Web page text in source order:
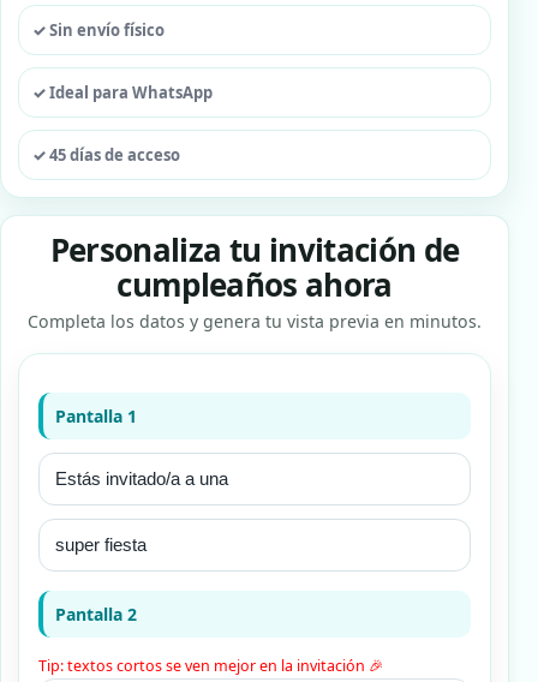
✓ Sin envío físico
✓ Ideal para WhatsApp
✓ 45 días de acceso
Personaliza tu invitación de
cumpleaños ahora
Completa los datos y genera tu vista previa en minutos.
Pantalla 1
Pantalla 2
Tip: textos cortos se ven mejor en la invitación 🎉